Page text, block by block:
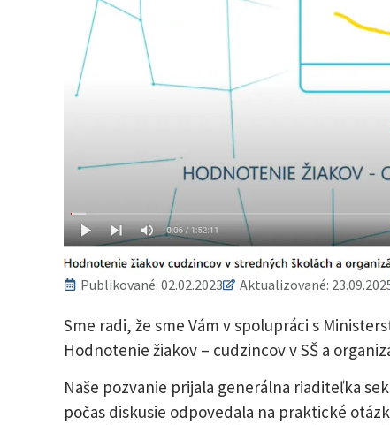
Publikované: 02.02.2023 Aktualizované:
Sme radi, že sme Vám v spolupráci s
Hodnotenie žiakov – cudzincov v SŠ a
Naše pozvanie prijala generálna riaditeľka
počas diskusie odpovedala na praktické